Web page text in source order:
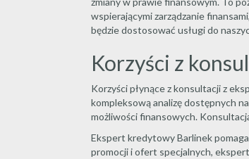
wspierającymi zarządzanie
będzie dostosować usługi do
Korzyści z
Korzyści płynące z konsultacji z
kompleksową analizę dostępnych
możliwości finansowych.
Ekspert kredytowy Barlinek
promocji i ofert specjalnych,